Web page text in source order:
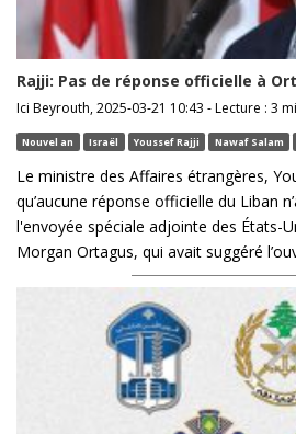
Rajji: Pas de réponse officielle à
Ici Beyrouth, 2025-03-21 10:43 - Lecture : 3
Nouvel an Israël Youssef Rajji Nawaf Salam
Le ministre des Affaires étrangères,
qu’aucune réponse officielle du Liban
l'envoyée spéciale adjointe des États-
Morgan Ortagus, qui avait suggéré